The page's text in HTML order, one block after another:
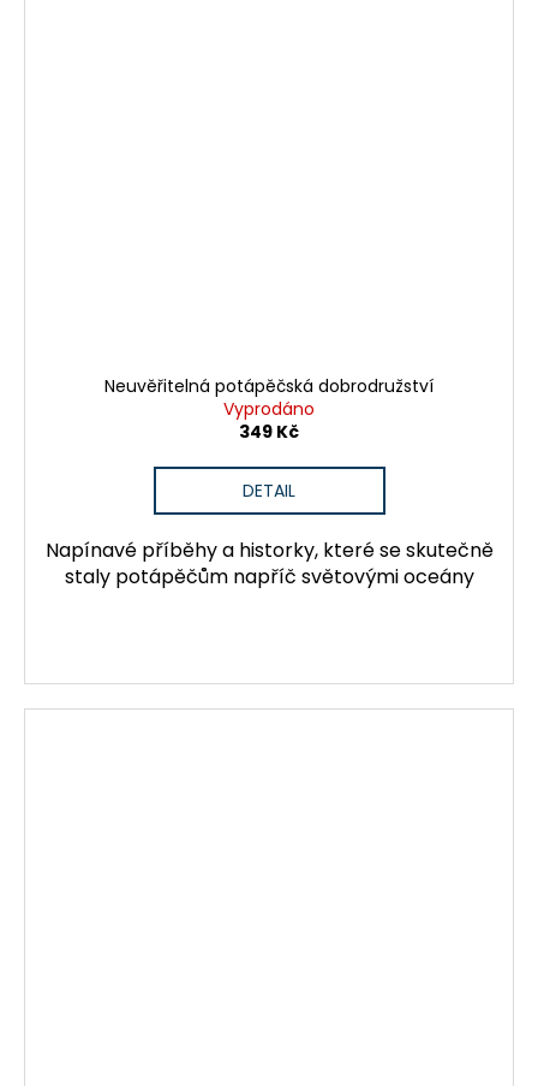
Neuvěřitelná potápěčská dobrodružství
Vyprodáno
349 Kč
DETAIL
Napínavé příběhy a historky, které se skutečně
staly potápěčům napříč světovými oceány